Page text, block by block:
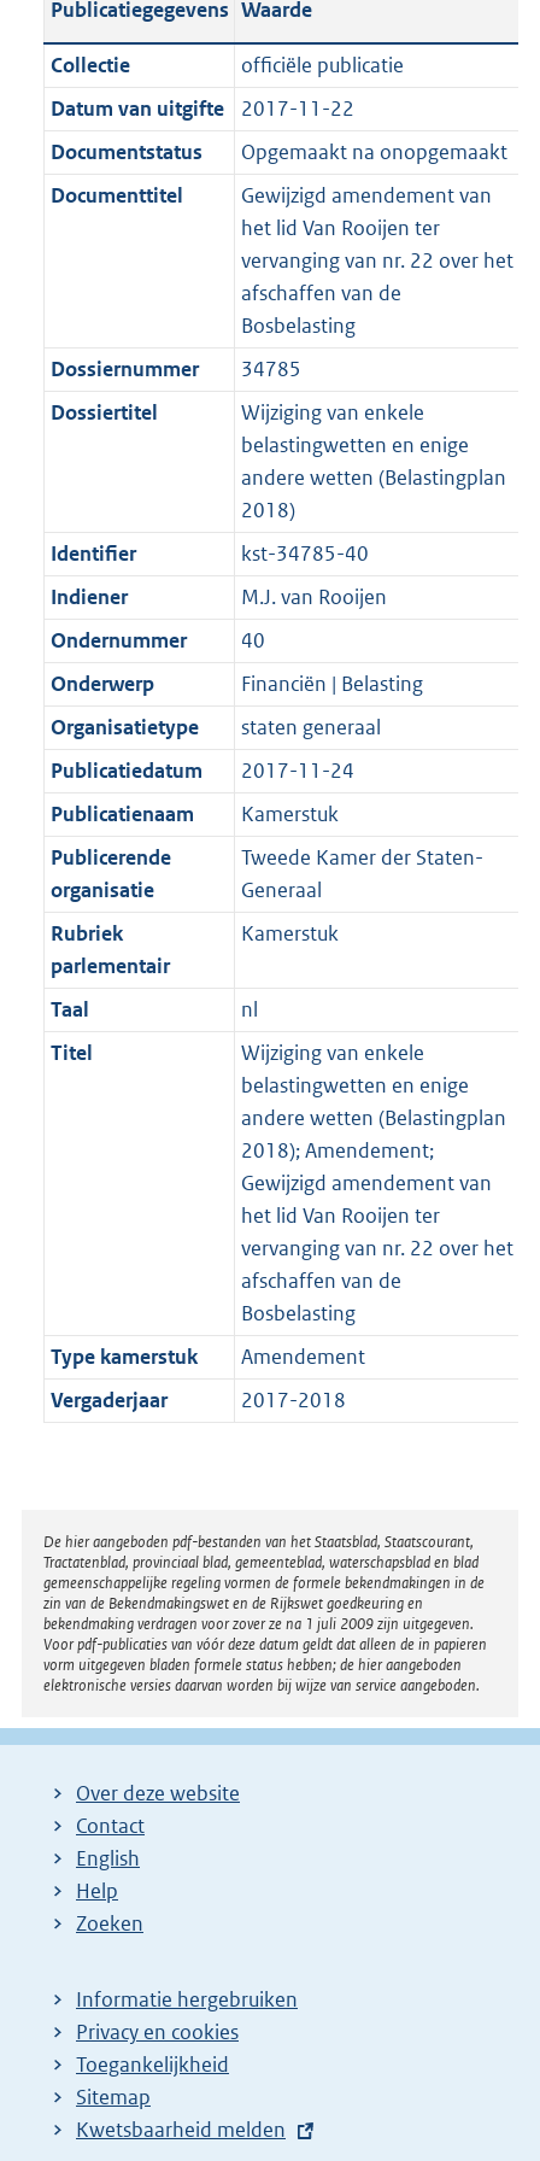
i
e
i
n
f
t
4
K
b
t
i
e
i
n
a
t
:
K
b
a
t
i
e
i
a
a
e
7
K
b
c
a
t
i
e
m
a
t
:
4
K
a
n
d
s
g
r
o
o
t
t
e
2
K
b
a
n
d
s
g
r
o
o
t
t
:
2
K
Publicatiegegevens Waarde
Collectie
officiële publicatie
Datum van uitgifte
2017-11-22
Documentstatus
Opgemaakt na onopgemaakt
Documenttitel
Gewijzigd amendement van
het lid Van Rooijen ter
vervanging van nr. 22 over het
afschaffen van de
Bosbelasting
Dossiernummer
34785
Dossiertitel
Wijziging van enkele
belastingwetten en enige
andere wetten (Belastingplan
2018)
Identifier
kst-34785-40
Indiener
M.J. van Rooijen
Ondernummer
40
Onderwerp
Financiën | Belasting
Organisatietype
staten generaal
Publicatiedatum
2017-11-24
Publicatienaam
Kamerstuk
Publicerende
organisatie
Tweede Kamer der Staten-
Generaal
Rubriek
parlementair
Kamerstuk
Taal
nl
Titel
Wijziging van enkele
belastingwetten en enige
andere wetten (Belastingplan
2018); Amendement;
Gewijzigd amendement van
het lid Van Rooijen ter
vervanging van nr. 22 over het
afschaffen van de
Bosbelasting
Type kamerstuk
Amendement
Vergaderjaar
2017-2018
Disclaimer
De hier aangeboden pdf-bestanden van het Staatsblad, Staatscourant,
Tractatenblad, provinciaal blad, gemeenteblad, waterschapsblad en blad
gemeenschappelijke regeling vormen de formele bekendmakingen in de
zin van de Bekendmakingswet en de Rijkswet goedkeuring en
bekendmaking verdragen voor zover ze na 1 juli 2009 zijn uitgegeven.
Voor pdf-publicaties van vóór deze datum geldt dat alleen de in papieren
vorm uitgegeven bladen formele status hebben; de hier aangeboden
elektronische versies daarvan worden bij wijze van service aangeboden.
Over deze website
Contact
English
Help
Zoeken
Informatie hergebruiken
Privacy en cookies
Toegankelijkheid
Sitemap
E
Kwetsbaarheid melden